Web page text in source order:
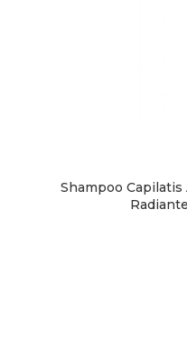
AÑADIR AL CARRITO
Shampoo